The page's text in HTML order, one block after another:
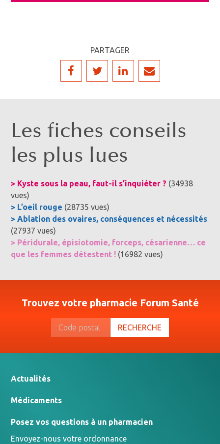
PARTAGER
Les fiches conseils
les plus lues
> Kyste sous la peau, faut-il s’inquiéter ? (34938
vues)
> L’oeil rouge (28735 vues)
> Ablation des ovaires, conséquences et nécessités
(27937 vues)
> Péridurale, épisiotomie, forceps, césarienne… ce
que les femmes détestent ! (16982 vues)
Trouvez votre pharmacie Forum Santé
RECHERCHE
Actualités
Médicaments
Posez vos questions à un pharmacien
Envoyez-nous votre ordonnance